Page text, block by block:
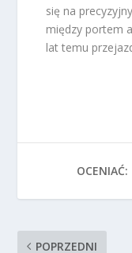
się na
między portem
lat temu
OCENIAĆ:
POPRZEDNI